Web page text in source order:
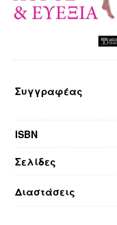
Διαστάσεις
Συγγραφέας
ISBN
Σελίδες